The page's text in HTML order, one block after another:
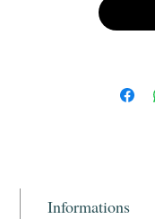
Offrez à
durable
Informations